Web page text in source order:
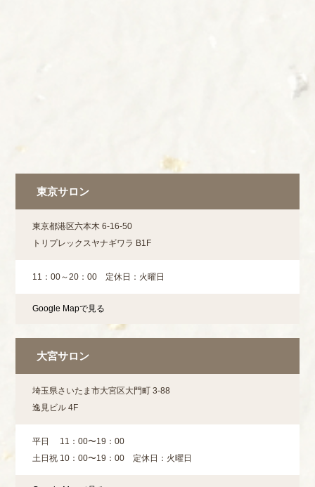
東京サロン
東京都港区六本木 6-16-50
トリプレックスヤナギワラ B1F
11：00～20：00 定休日：火曜日
Google Mapで見る
大宮サロン
埼玉県さいたま市大宮区大門町 3-88
逸見ビル 4F
平日 11：00〜19：00
土日祝 10：00⁨⁩⁨⁩〜19：00 定休日：火曜日